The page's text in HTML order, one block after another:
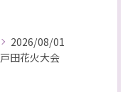
2026/08/01
戸田花火大会